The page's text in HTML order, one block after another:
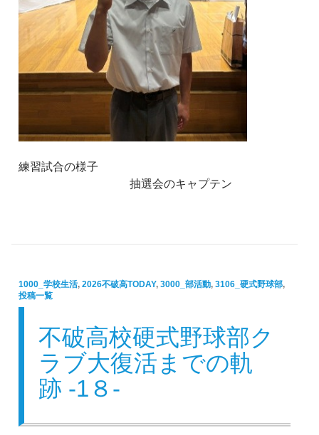
練習試合の様子
抽選会のキャプテン
1000_学校生活, 2026不破高TODAY, 3000_部活動, 3106_硬式野球部,
投稿一覧
不破高校硬式野球部ク
ラブ大復活までの軌
跡 -1８-